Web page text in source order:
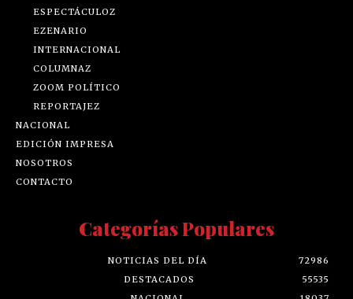
ESPECTÁCULOZ
EZENARIO
INTERNACIONAL
COLUMNAZ
ZOOM POLÍTICO
REPORTAJEZ
NACIONAL
EDICIÓN IMPRESA
NOSOTROS
CONTACTO
Categorías Populares
NOTICIAS DEL DÍA
72986
DESTACADOS
55535